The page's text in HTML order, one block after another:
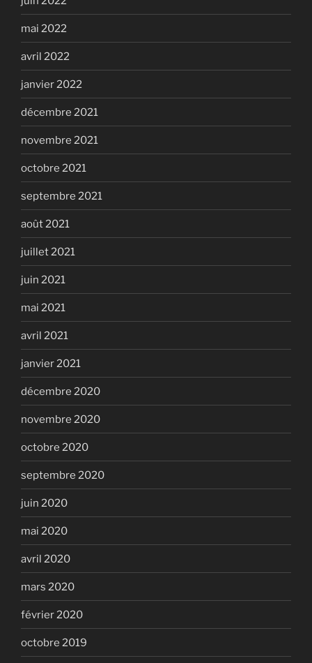
mai 2022
avril 2022
janvier 2022
décembre 2021
novembre 2021
octobre 2021
septembre 2021
août 2021
juillet 2021
juin 2021
mai 2021
avril 2021
janvier 2021
décembre 2020
novembre 2020
octobre 2020
septembre 2020
juin 2020
mai 2020
avril 2020
mars 2020
février 2020
octobre 2019